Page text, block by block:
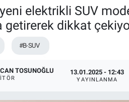
yeni elektrikli SUV
getirerek dikkat
#B-SUV
TOSUNOĞLU 13.01.2025 - 12:43
YAYINLANMA